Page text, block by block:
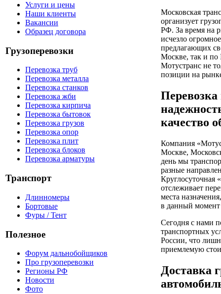
Услуги и цены
Наши клиенты
Вакансии
Образец договора
Грузоперевозки
Перевозка труб
Перевозка металла
Перевозка станков
Перевозка жби
Перевозка кирпича
Перевозка бытовок
Перевозка грузов
Перевозка опор
Перевозка плит
Перевозка блоков
Перевозка арматуры
Транспорт
Длинномеры
Бортовые
Фуры / Тент
Полезное
Форум дальнобойщиков
Про грузоперевозки
Регионы РФ
Новости
Фото
Московская
организует
РФ. За время на
исчезло
предлагающих
Москве, так и по
Мотустранс не
позиции на
Перевозка
качество
Компания
Москве,
день мы
разные
Круглосуточная
отслеживает
места
в данный момент
Сегодня с нами
транспортных
России, что
приемлемую
Доставка